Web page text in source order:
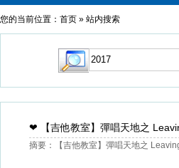
您的当前位置： 首页 » 站内搜索
❤ 【吉他教室】彈唱天地之
摘要：【吉他教室】彈唱天地之